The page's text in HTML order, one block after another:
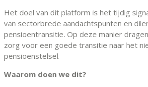
Het doel van dit platform is het tijdig
van sectorbrede aandachtspunten en
pensioentransitie. Op deze manier
zorg voor een goede transitie naar het
pensioenstelsel.
Waarom doen we dit?